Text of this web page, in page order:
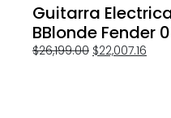
Guitarra
BBlonde Fender
$26,199.00 $22,007.16